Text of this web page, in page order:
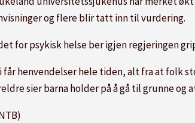
og flere blir tatt inn til vurdering.
for psykisk helse ber igjen regjeringen
får henvendelser hele tiden, alt fra at folk
sier barna holder på å gå til grunne